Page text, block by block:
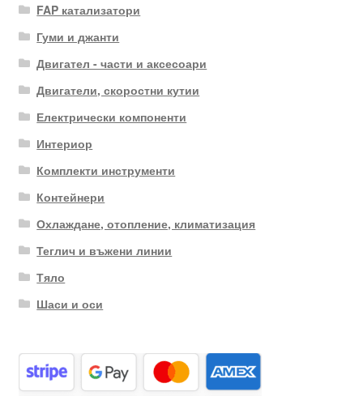
FAP катализатори
Гуми и джанти
Двигател - части и аксесоари
Двигатели, скоростни кутии
Електрически компоненти
Интериор
Комплекти инструменти
Контейнери
Охлаждане, отопление, климатизация
Теглич и въжени линии
Тяло
Шаси и оси